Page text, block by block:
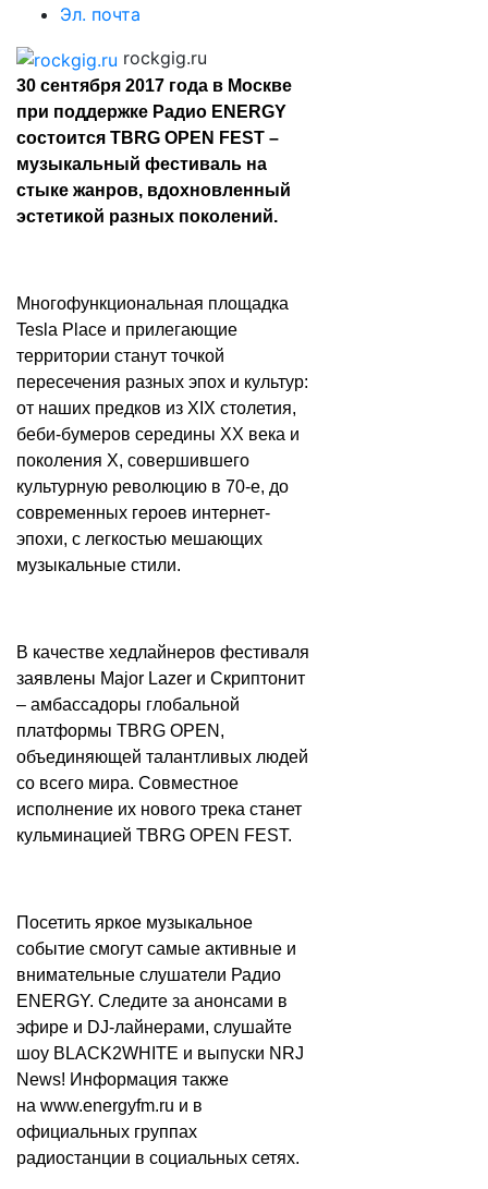
Эл. почта
rockgig.ru
30 сентября 2017 года в Москве
при поддержке Радио ENERGY
состоится TBRG OPEN FEST –
музыкальный фестиваль на
стыке жанров, вдохновленный
эстетикой разных поколений.
Многофункциональная площадка
Tesla Place и прилегающие
территории станут точкой
пересечения разных эпох и культур:
от наших предков из XIX столетия,
беби-бумеров середины ХХ века и
поколения X, совершившего
культурную революцию в 70-е, до
современных героев интернет-
эпохи, с легкостью мешающих
музыкальные стили.
В качестве хедлайнеров фестиваля
заявлены Major Lazer и Скриптонит
– амбассадоры глобальной
платформы TBRG OPEN,
объединяющей талантливых людей
со всего мира. Совместное
исполнение их нового трека станет
кульминацией TBRG OPEN FEST.
Посетить яркое музыкальное
событие смогут самые активные и
внимательные слушатели Радио
ENERGY. Следите за анонсами в
эфире и DJ-лайнерами, слушайте
шоу BLACK2WHITE и выпуски NRJ
News! Информация также
на www.energyfm.ru и в
официальных группах
радиостанции в социальных сетях.